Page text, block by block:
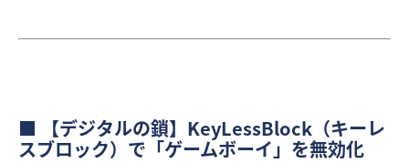
■ 【デジタルの鎖】KeyLessBlock（キーレ
スブロック）で「ゲームボーイ」を無効化